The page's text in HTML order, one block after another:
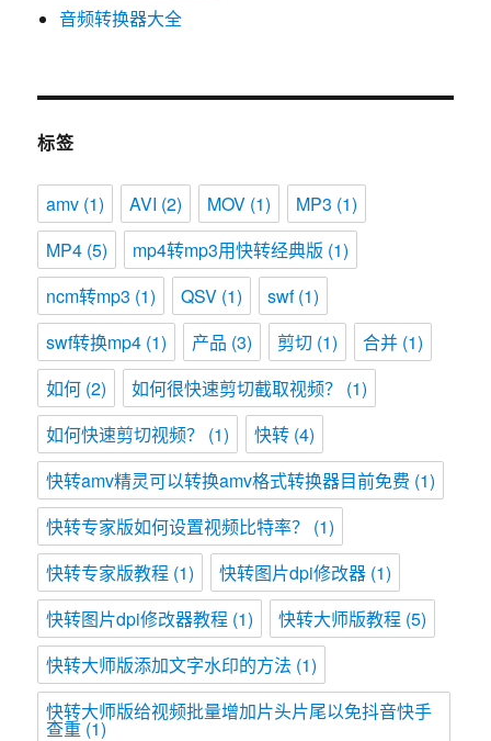
音频转换器大全
标签
amv (1) AVI (2) MOV (1) MP3 (1)
MP4 (5) mp4转mp3用快转经典版 (1)
ncm转mp3 (1) QSV (1) swf(1)
swf转换mp4 (1) 产品 (3) 剪切 (1) 合并 (1)
如何 (2) 如何很快速剪切截取视频？ (1)
如何快速剪切视频？ (1) 快转 (4)
快转amv精灵可以转换amv格式转换器目前免费 (1)
快转专家版如何设置视频比特率？ (1)
快转专家版教程 (1) 快转图片dpi修改器 (1)
快转图片dpi修改器教程 (1) 快转大师版教程 (5)
快转大师版添加文字水印的方法 (1)
快转大师版给视频批量增加片头片尾以免抖音快手
查重(1)